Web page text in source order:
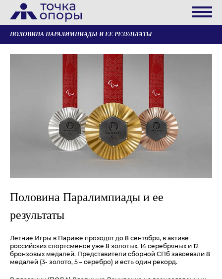
ПОЛОВИНА ПАРАЛИМПИАДЫ И ЕЕ РЕЗУЛЬТАТЫ
Половина Паралимпиады и ее
результаты
Летние Игры в Париже проходят до 8 сентября, в активе
российских спортсменов уже 8 золотых, 14 серебряных и 12
бронзовых медалей. Представители сборной СПб завоевали 8
медалей (3- золото, 5 – серебро) и есть один рекорд.